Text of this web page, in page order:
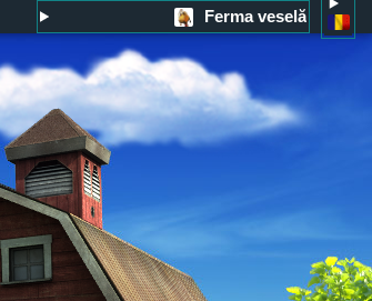
Ferma veselă